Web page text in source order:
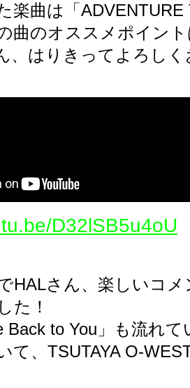
楽曲は「ADVENTURE
曲のオススメポイン
、はりきってよろし
D32lSB5u4oU
HALさん、楽しいコ
た！
Back to You」も流れ
て、TSUTAYA O-